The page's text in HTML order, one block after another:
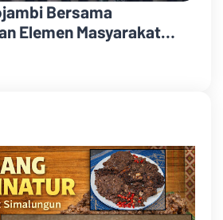
Bersama
Elemen Masyarakat
Dengan Tegas Tolak
Motor